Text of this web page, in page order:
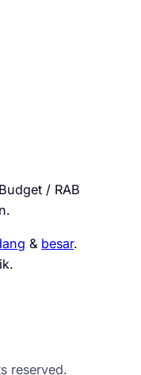
/ RAB
& besar.
reserved.